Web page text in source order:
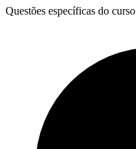
Questões específicas do curso